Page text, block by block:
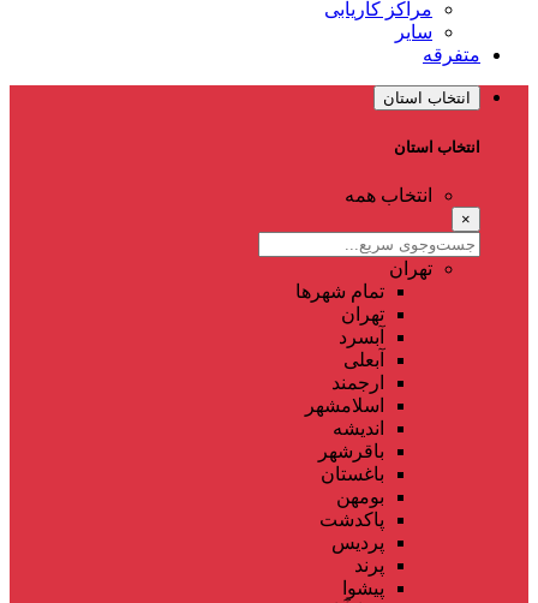
مراکز کاریابی
سایر
متفرقه
انتخاب استان
انتخاب استان
انتخاب همه
×
تهران
تمام شهر‌ها
تهران
آبسرد
آبعلی
ارجمند
اسلامشهر
اندیشه
باقرشهر
باغستان
بومهن
پاکدشت
پردیس
پرند
پیشوا